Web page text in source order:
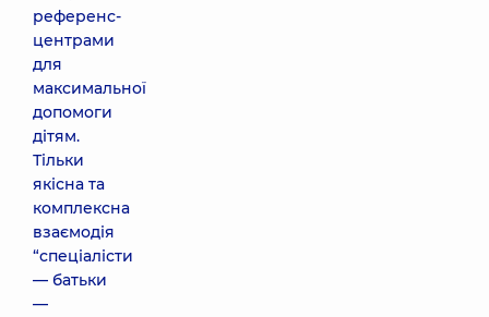
референс-
центрами
для
максимальної
допомоги
дітям.
Тільки
якісна та
комплексна
взаємодія
“спеціалісти
— батьки
—